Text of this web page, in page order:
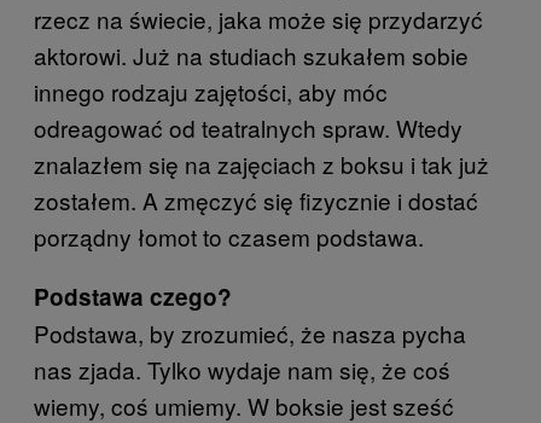
rzecz na świecie, jaka może się przydarzyć
aktorowi. Już na studiach szukałem sobie
innego rodzaju zajętości, aby móc
odreagować od teatralnych spraw. Wtedy
znalazłem się na zajęciach z boksu i tak już
zostałem. A zmęczyć się fizycznie i dostać
porządny łomot to czasem podstawa.
Podstawa czego?
Podstawa, by zrozumieć, że nasza pycha
nas zjada. Tylko wydaje nam się, że coś
wiemy, coś umiemy. W boksie jest sześć